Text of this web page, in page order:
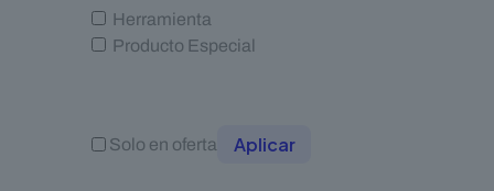
Herramienta
Producto Especial
Solo en oferta Aplicar